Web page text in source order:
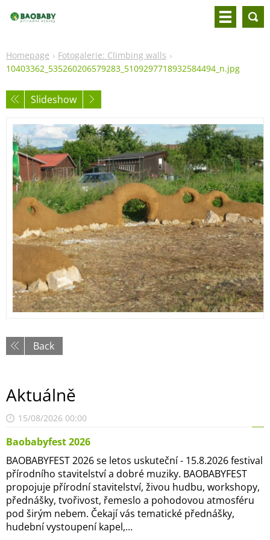
Homepage
Fotogalerie: Climbing walls
10403362_535260206579283_5109297718932584494_n.jpg
Slideshow
Back
Aktuálně
15/08/2026 00:00
Baobabyfest 2026
BAOBABYFEST 2026 se letos uskuteční - 15.8.2026 festival
přírodního stavitelství a dobré muziky. BAOBABYFEST
propojuje přírodní stavitelství, živou hudbu, workshopy,
přednášky, tvořivost, řemeslo a pohodovou atmosféru
pod širým nebem. Čekají vás tematické přednášky,
hudební vystoupení kapel,...